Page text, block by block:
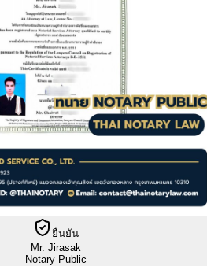
ยืนยัน
Mr. Jirasak
Notary Public